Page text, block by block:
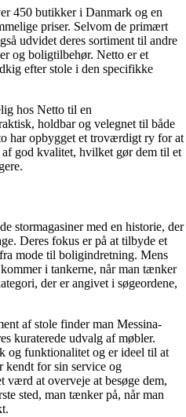
450 butikker i Danmark og en
priser. Selvom de primært
udvidet deres sortiment til andre
og boligtilbehør. Netto er et
efter stole i den specifikke
hos Netto til en
holdbar og velegnet til både
har opbygget et troværdigt ry for at
god kvalitet, hvilket gør dem til et
stormagasiner med en historie, der
Deres fokus er på at tilbyde et
mode til boligindretning. Mens
i tankerne, når man tænker
der er angivet i søgeordene,
af stole finder man Messina-
kuraterede udvalg af møbler.
og funktionalitet og er ideel til at
kendt for sin service og
værd at overveje at besøge dem,
sted, man tænker på, når man